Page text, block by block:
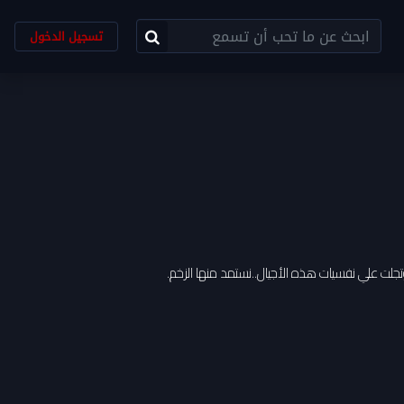
تسجيل الدخول
علي نفسيات هذه الأجيال..نستمد منها الزخم.